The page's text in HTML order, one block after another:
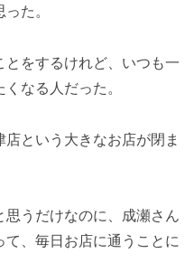
た。
をするけれど、いつも一
なる人だった。
という大きなお店が閉ま
うだけなのに、成瀬さん
、毎日お店に通うことに